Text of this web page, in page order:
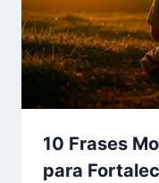
10 Frases
para